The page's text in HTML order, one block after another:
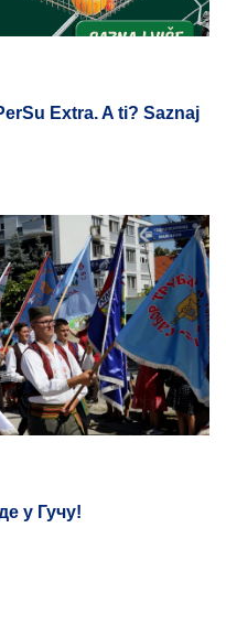
Extra. A ti? Saznaj
у Гучу!